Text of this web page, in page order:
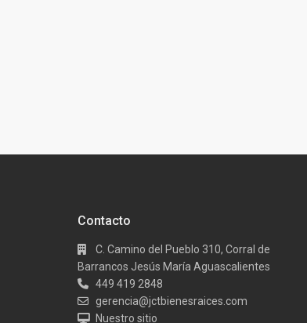
Contacto
C. Camino del Pueblo 310, Corral de
Barrancos Jesús María Aguascalientes
449 419 2848
gerencia@jctbienesraices.com
Nuestro sitio